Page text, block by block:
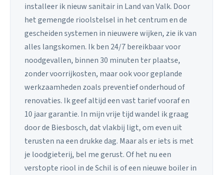
installeer ik nieuw sanitair in Land van Valk. Door
het gemengde rioolstelsel in het centrum en de
gescheiden systemen in nieuwere wijken, zie ik van
alles langskomen. Ik ben 24/7 bereikbaar voor
noodgevallen, binnen 30 minuten ter plaatse,
zonder voorrijkosten, maar ook voor geplande
werkzaamheden zoals preventief onderhoud of
renovaties. Ik geef altijd een vast tarief vooraf en
10 jaar garantie. In mijn vrije tijd wandel ik graag
door de Biesbosch, dat vlakbij ligt, om even uit
terusten na een drukke dag. Maar als er iets is met
je loodgieterij, bel me gerust. Of het nu een
verstopte riool in de Schil is of een nieuwe boiler in